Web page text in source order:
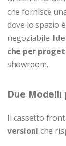
che fornisce
dove lo spazio
negoziabile.
che per
showroom.
Due Modelli
Il cassetto
versioni che